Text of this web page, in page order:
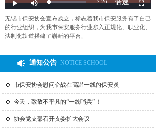
无锡市保安协会宣布成立，标志着我市保安服务有了自己
的行业组织，为我市保安服务行业步入正规化、职业化、
法制化轨道搭建了崭新的平台。
通知公告 NOTICE SCHOOL
市保安协会慰问奋战在高温一线的保安员
今天，致敬不平凡的“一线哨兵” ！
协会党支部召开支委扩大会议